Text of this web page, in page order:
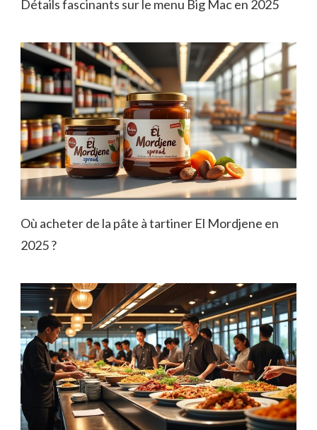
Détails fascinants sur le menu Big Mac en 2025
Où acheter de la pâte à tartiner El Mordjene en
2025 ?